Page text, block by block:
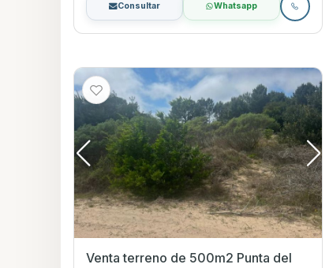
Consultar Whatsapp
Venta terreno de 500m2 Punta del